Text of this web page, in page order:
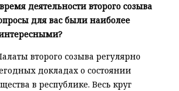
деятельности второго созыва
для вас были наиболее
второго созыва регулярно
докладах о состоянии
в республике. Весь круг